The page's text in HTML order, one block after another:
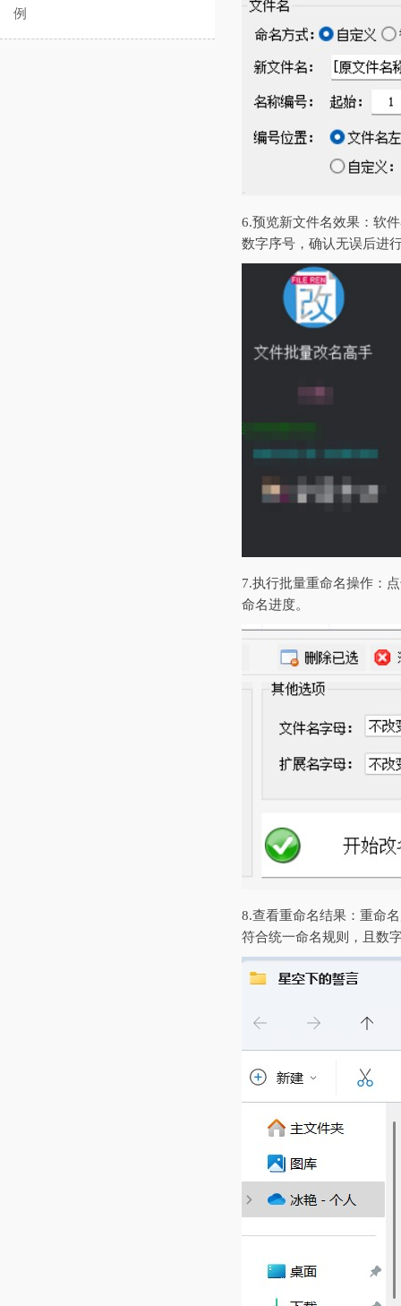
例
6.‌预览新文件名效果‌：软
数字序号，确认无误后进
7.‌执行批量重命名操作‌：
命名进度。
8.‌查看重命名结果‌：重命
符合统一命名规则，且数